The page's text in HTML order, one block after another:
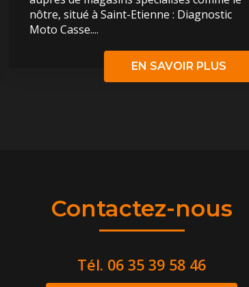
nôtre, situé à Saint-Etienne : Diagnostic
Moto Casse....
EN SAVOIR PLUS
Contactez-nous
Tél. 06 35 39 58 46